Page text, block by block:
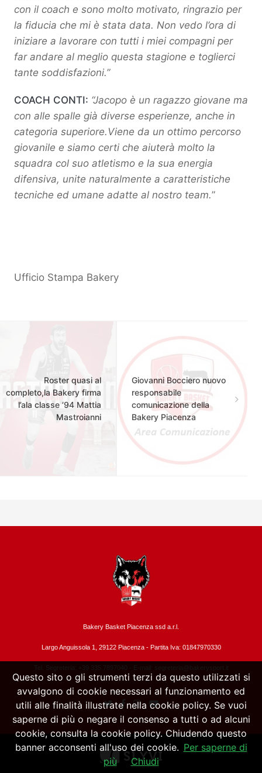
con il coach e sono molto motivato, ringrazio per
la fiducia che mi è stata data. Non vedo l’ora di
iniziare a lavorare con tutti i miei compagni per
far andare al meglio questa stagione e toglierci
tante soddisfazioni.”
COACH CONTI: “Jacopo è un ragazzo giovane ma
con alle spalle già diverse esperienze, anche in
categoria superiore.Viene da un ottimo percorso
giovanile e siamo certi che aiuterà molto la
squadra col suo atletismo e la sua energia
difensiva, unite naturalmente a caratteristiche
tecniche ed umane adatte al nostro team.”
Ufficio Stampa Bakery
Roster quasi al
completo,la Bakery firma
l’ala classe ‘94 Mattia
Mastroianni
Giovanni Bocciero nuovo
responsabile
comunicazione della
Bakery Piacenza
Bakery Basket Piacenza ssd a.r.l.
Largo Anguissola 1, 29122 Piacenza - Partita Iva: 01847970330
Tel. Segreteria: +39 335.7897040 - E-mail: segreteria@bakerysport.it
Questo sito o gli strumenti terzi da questo utilizzati si
avvalgono di cookie necessari al funzionamento ed
utili alle finalità illustrate nella cookie policy. Se vuoi
saperne di più o negare il consenso a tutti o ad alcuni
cookie, consulta la cookie policy. Chiudendo questo
banner acconsenti all'uso dei cookie. Per saperne di
più
Chiudi